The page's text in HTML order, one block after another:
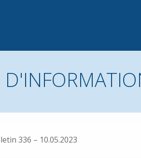
336 – 10.05.2023